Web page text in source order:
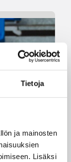
Tietoja
ja mainosten
Lisäksi